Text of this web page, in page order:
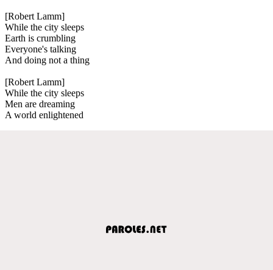
[Robert Lamm]
While the city sleeps
Earth is crumbling
Everyone's talking
And doing not a thing
[Robert Lamm]
While the city sleeps
Men are dreaming
A world enlightened